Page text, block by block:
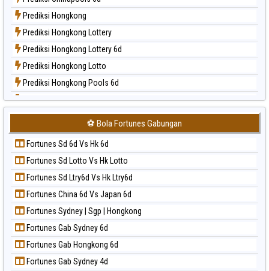
Paito Harian New York Midday
Paito Harian North Carolina Day
Paito Harian Pcso
Paito Harian Pennsylvania Day
Paito Harian Sao Paulo
Paito Harian Singapore
Paito Harian Sydney
Paito Harian Sydney Lottery
Paito Harian Sydney Lottery 6d
Paito Harian Sydney Lotto
Paito Harian Sydney Pools 6d
Paito Harian Taipei
Paito Harian Taiwan
Prediksi Hongkong
Prediksi Hongkong Lottery
Prediksi Hongkong Lottery 6d
Prediksi Hongkong Lotto
Prediksi Hongkong Pools 6d
Prediksi Japan
Prediksi Japan 6d
Prediksi Korea
Prediksi Kuda Lari
Prediksi Magnum Cambodia
Prediksi Nagoya
Prediksi North Carolina Day
Prediksi Pcso
Prediksi Sao Paulo
Prediksi Singapore
Prediksi Sydney
⚽ Bola Fortunes Gabungan
Fortunes Sd 6d Vs Hk 6d
Fortunes Sd Lotto Vs Hk Lotto
Fortunes Sd Ltry6d Vs Hk Ltry6d
Fortunes China 6d Vs Japan 6d
Fortunes Sydney | Sgp | Hongkong
Fortunes Gab Sydney 6d
Fortunes Gab Hongkong 6d
Fortunes Gab Sydney 4d